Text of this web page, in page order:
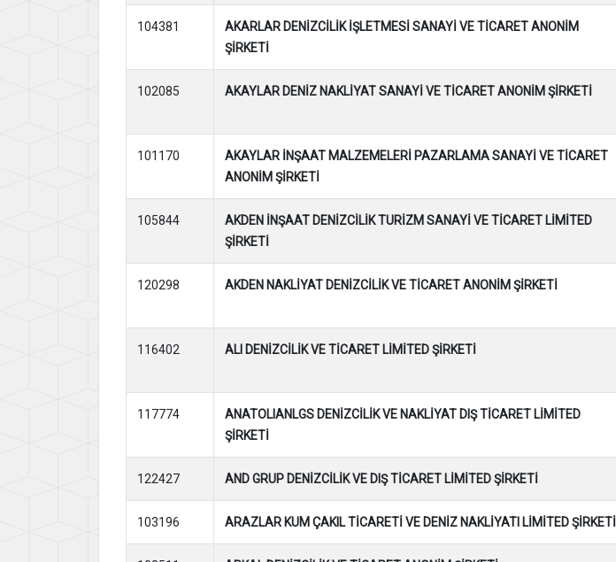
104381
AKARLAR DENİZCİLİK İŞLETMESİ SANAYİ VE TİCARET ANONİM
ŞİRKETİ
102085 AKAYLAR DENİZ NAKLİYAT SANAYİ VE TİCARET ANONİM ŞİRKETİ
101170
AKAYLAR İNŞAAT MALZEMELERİ PAZARLAMA SANAYİ VE TİCARET
ANONİM ŞİRKETİ
105844
AKDEN İNŞAAT DENİZCİLİK TURİZM SANAYİ VE TİCARET LİMİTED
ŞİRKETİ
120298 AKDEN NAKLİYAT DENİZCİLİK VE TİCARET ANONİM ŞİRKETİ
116402 ALI DENİZCİLİK VE TİCARET LİMİTED ŞİRKETİ
117774
ANATOLIANLGS DENİZCİLİK VE NAKLİYAT DIŞ TİCARET LİMİTED
ŞİRKETİ
122427 AND GRUP DENİZCİLİK VE DIŞ TİCARET LİMİTED ŞİRKETİ
103196 ARAZLAR KUM ÇAKIL TİCARETİ VE DENİZ NAKLİYATI LİMİTED ŞİRKETİ